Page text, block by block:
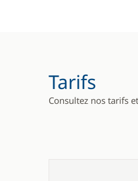
Tarifs
Consultez nos tarifs